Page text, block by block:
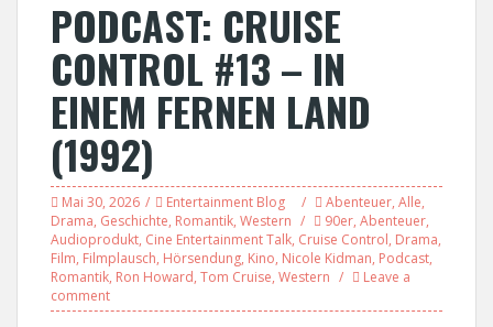
PODCAST: CRUISE
CONTROL #13 – IN
EINEM FERNEN LAND
(1992)
Mai 30, 2026 Entertainment Blog Abenteuer, Alle,
Drama, Geschichte, Romantik, Western 90er, Abenteuer,
Audioprodukt, Cine Entertainment Talk, Cruise Control, Drama,
Film, Filmplausch, Hörsendung, Kino, Nicole Kidman, Podcast,
Romantik, Ron Howard, Tom Cruise, Western
Leave a
comment